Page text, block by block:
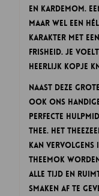
en kardemom.
maar wel een
karakter met
frisheid. Je
heerlijk kopje
Naast deze
ook ons
perfecte
thee. Het
kan vervolgens
theemok
alle tijd en
smaken af te